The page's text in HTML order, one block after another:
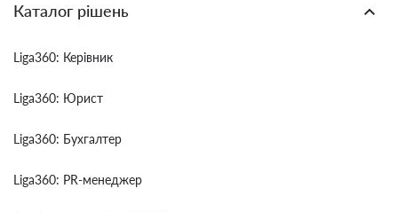
Каталог рішень
Liga360: Керівник
Liga360: Юрист
Liga360: Бухгалтер
Liga360: PR-менеджер